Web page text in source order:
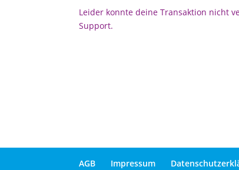
Leider konnte deine Transaktion nicht
Support.
AGB Impressum